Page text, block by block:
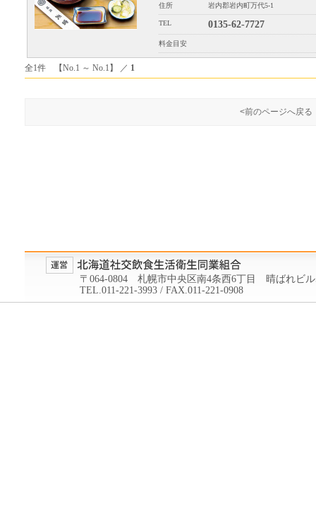
住所 岩内郡岩内町万代5-1
TEL 0135-62-7727
料金目安
全1件 【No.1 ～ No.1】 ／ 1
<前のページへ戻る
〒064-0804 札幌市中央区南4条西6丁目 晴ばれビ
TEL.011-221-3993 / FAX.011-221-0908